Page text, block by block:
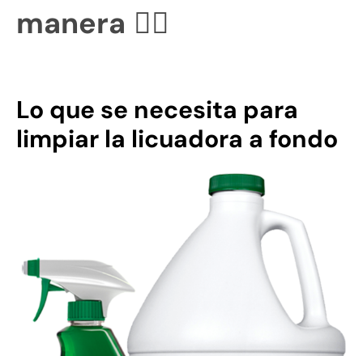
manera 👇🏻
Lo que se necesita para
limpiar la licuadora a fondo